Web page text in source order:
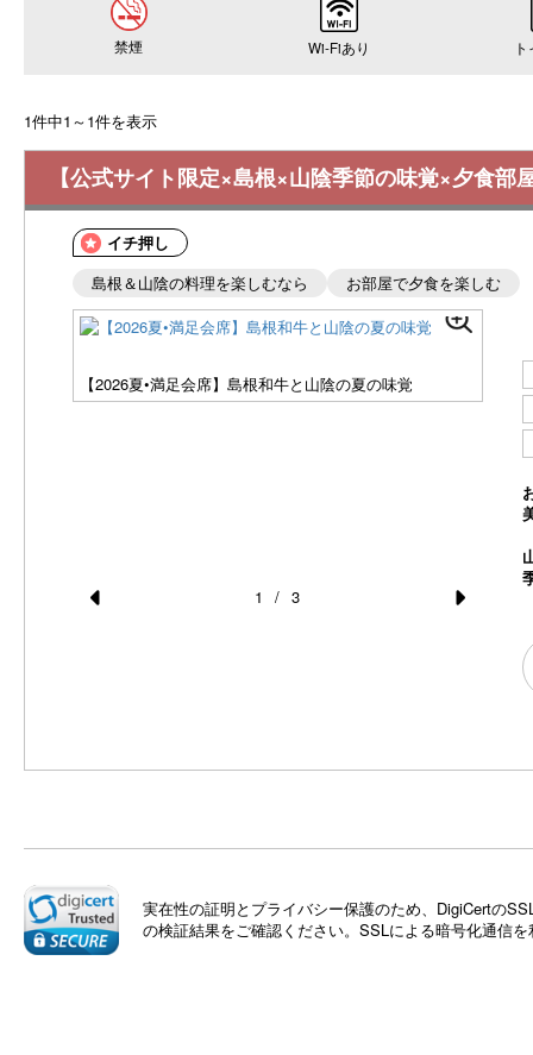
禁煙 Wi-Fiあり
1件中1～1件を表示
【公式サイト限定×島根×山陰季節の味覚×夕食
イチ押し
島根＆山陰の料理を楽しむなら
お部屋で夕食を楽しむ
u
【2026夏•満足会席】島根和牛と山陰の夏の味覚
朝食
1 / 3
実在性の証明とプライバシー保護のため、DigiCertの
の検証結果をご確認ください。SSLによる暗号化通信